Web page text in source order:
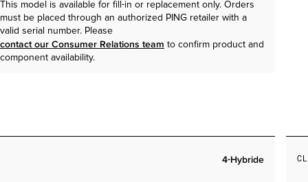
This model is available for fill-in or replacement only. Orders
must be placed through an authorized PING retailer with a
valid serial number. Please
contact our Consumer Relations team to confirm product and
component availability.
4-Hybride